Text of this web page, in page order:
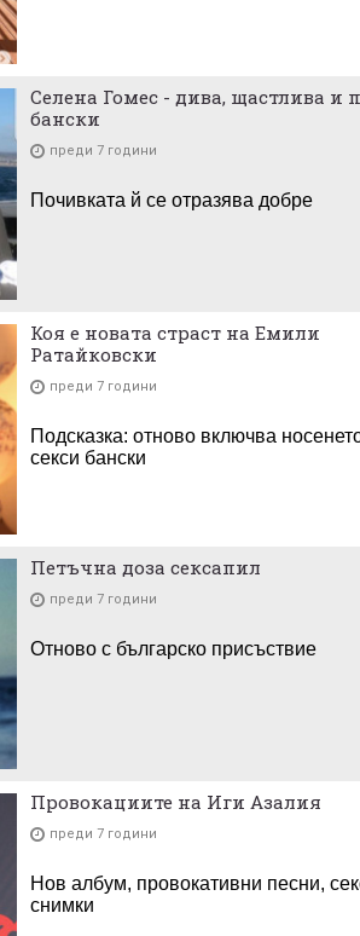
Селена Гомес - дива, щастлива и
бански
преди 7 години
Почивката й се отразява добре
Коя е новата страст на Емили
Ратайковски
преди 7 години
Подсказка: отново включва
секси бански
Петъчна доза сексапил
преди 7 години
Отново с българско присъствие
Провокациите на Иги Азалия
преди 7 години
Нов албум, провокативни песни,
снимки